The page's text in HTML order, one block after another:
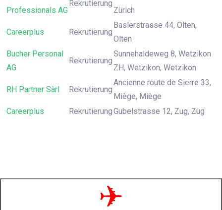
Professionals AG
Rekrutierung
Zürich
Careerplus Rekrutierung
Baslerstrasse 44, Olten,
Olten
Bucher Personal
AG
Rekrutierung
Sunnehaldeweg 8, Wetzikon
ZH, Wetzikon, Wetzikon
RH Partner Sàrl Rekrutierung
Ancienne route de Sierre 33,
Miège, Miège
Careerplus
RekrutierungGubelstrasse 12, Zug, Zug